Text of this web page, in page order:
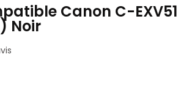
Canon C-EXV51
Noir